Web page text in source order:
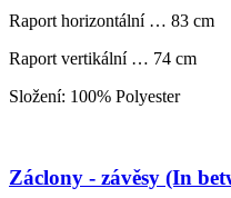
Raport horizontální … 83 cm
Raport vertikální … 74 cm
Složení: 100% Polyester
Záclony - závěsy (In